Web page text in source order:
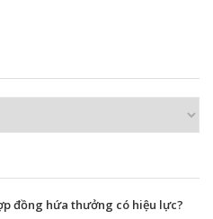
đồng hứa thưởng có hiệu lực?